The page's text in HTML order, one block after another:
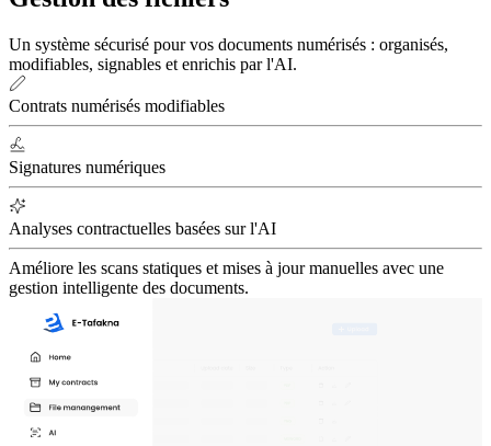
Un système sécurisé pour vos documents numérisés : organisés,
modifiables, signables et enrichis par l'AI.
Contrats numérisés modifiables
Signatures numériques
Analyses contractuelles basées sur l'AI
Améliore les scans statiques et mises à jour manuelles avec une
gestion intelligente des documents.